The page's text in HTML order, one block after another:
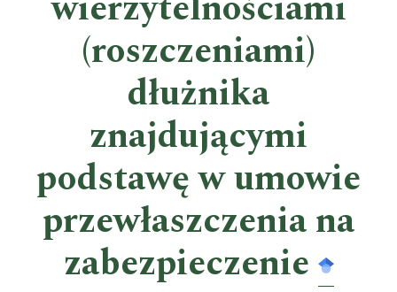
(roszczeniami)
dłużnika
znajdującymi
podstawę w umowie
przewłaszczenia na
zabezpieczenie